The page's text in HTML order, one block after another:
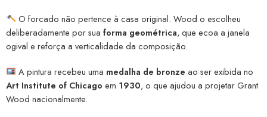
O forcado não pertence à casa original. Wood o escolheu
deliberadamente por sua forma geométrica, que ecoa a janela
ogival e reforça a verticalidade da composição.
A pintura recebeu uma medalha de bronze ao ser exibida no
Art Institute of Chicago em 1930, o que ajudou a projetar Grant
Wood nacionalmente.